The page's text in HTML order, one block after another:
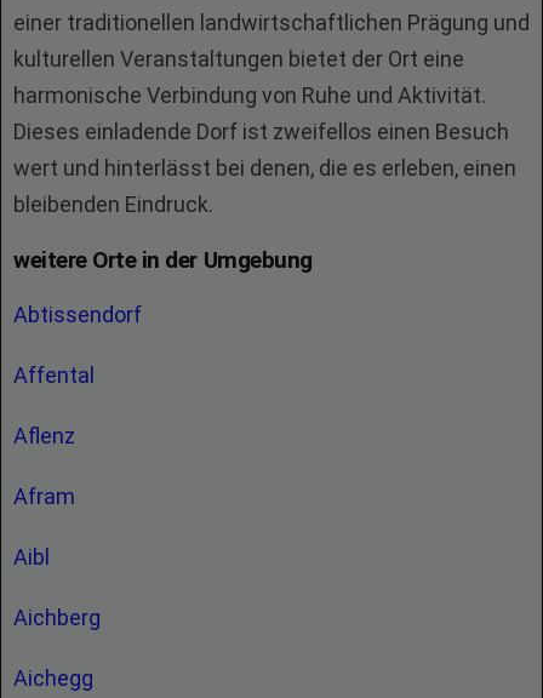
einer traditionellen landwirtschaftlichen Prägung und
kulturellen Veranstaltungen bietet der Ort eine
harmonische Verbindung von Ruhe und Aktivität.
Dieses einladende Dorf ist zweifellos einen Besuch
wert und hinterlässt bei denen, die es erleben, einen
bleibenden Eindruck.
weitere Orte in der Umgebung
Abtissendorf
Affental
Aflenz
Afram
Aibl
Aichberg
Aichegg